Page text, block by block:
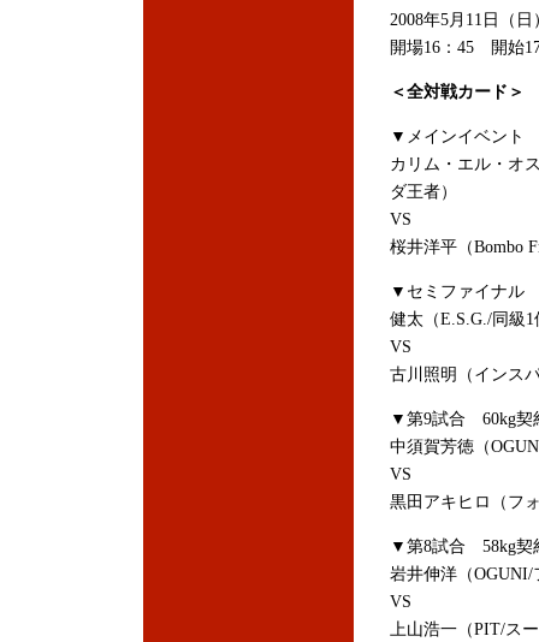
2008年5月11日（
開場16：45 開始
＜全対戦カード＞
▼メインイベント
カリム・エル・オ
ダ王者）
VS
桜井洋平（Bombo
▼セミファイナル
健太（E.S.G./同級1
VS
古川照明（インス
▼第9試合 60kg
中須賀芳徳（
VS
黒田アキヒロ（フ
▼第8試合 58kg契
岩井伸洋（OGUNI/
VS
上山浩一（PIT/ス